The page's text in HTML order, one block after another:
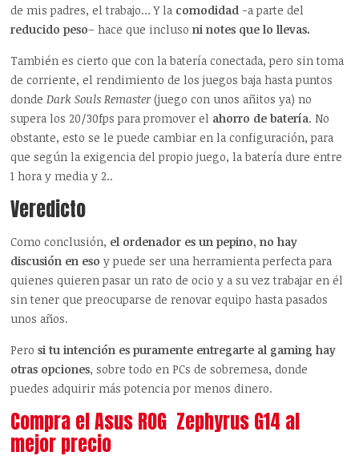
de mis padres, el trabajo… Y la comodidad -a parte del
reducido peso– hace que inclusoni notes que lo llevas.
También es cierto que con la batería conectada, pero sin toma
de corriente, el rendimiento de los juegos baja hasta puntos
dondeDark Souls Remaster(juego con unos añitos ya) no
supera los 20/30fps para promover el ahorro de batería. No
obstante, esto se le puede cambiar en la configuración, para
que según la exigencia del propio juego, la batería dure entre
1 hora y media y 2..
Veredicto
Como conclusión, el ordenador es un pepino, no hay
discusión en eso y puede ser una herramienta perfecta para
quienes quieren pasar un rato de ocio y a su vez trabajar en él
sin tener que preocuparse de renovar equipo hasta pasados
unos años.
Perosi tu intención es puramente entregarte al gaming hay
otras opciones, sobre todo en PCs de sobremesa, donde
puedes adquirir más potencia por menos dinero.
Compra el Asus ROG Zephyrus G14 al
mejor precio